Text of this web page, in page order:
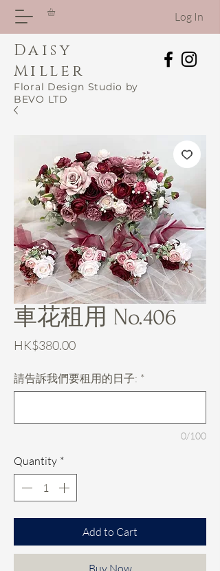
Log In
Daisy
Miller
Floral Design Studio by
BEVO LTD
車花租用 No.406
HK$380.00Price
請告訴我們要租用的日子: *
0/100
Quantity *
Add to Cart